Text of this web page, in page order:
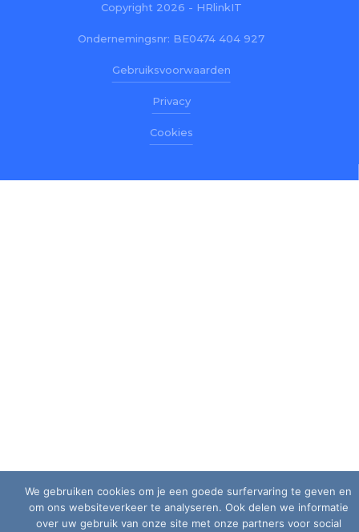
Copyright 2026 - HRlinkIT
Ondernemingsnr: BE0474 404 927
Gebruiksvoorwaarden
Privacy
Cookies
We gebruiken cookies om je een goede surfervaring te geven en
om ons websiteverkeer te analyseren. Ook delen we informatie
over uw gebruik van onze site met onze partners voor social